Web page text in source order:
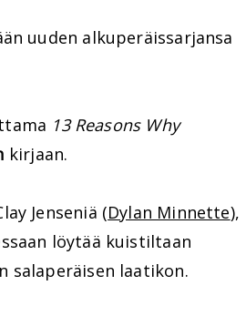
uuden alkuperäissarjansa
13 Reasons Why
kirjaan.
Jenseniä (Dylan Minnette),
löytää kuistiltaan
salaperäisen laatikon.